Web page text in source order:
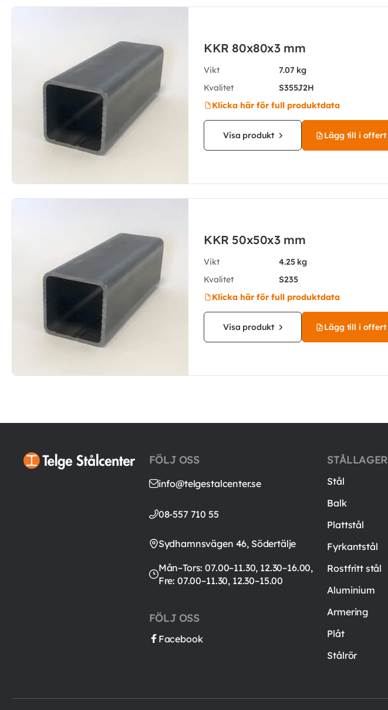
KKR 80x80x3 mm
Vikt
7.07 kg
Kvalitet
S355J2H
Klicka här för full produktdata
Visa produkt Lägg till i offert
KKR 50x50x3 mm
Vikt
4.25 kg
Kvalitet
S235
Klicka här för full produktdata
Visa produkt Lägg till i offert
FÖLJ OSS
info@telgestalcenter.se
08-557 710 55
Sydhamnsvägen 46, Södertälje
Mån–Tors: 07.00–11.30, 12.30–16.00,
Fre: 07.00–11.30, 12.30–15.00
FÖLJ OSS
Facebook
STÅLLAGER
Stål
Balk
Plattstål
Fyrkantstål
Rostfritt stål
Aluminium
Armering
Plåt
Stålrör